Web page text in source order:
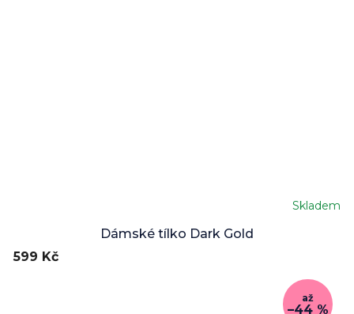
Dámské tílko Dark Gold
Skladem
599 Kč
až
–44 %